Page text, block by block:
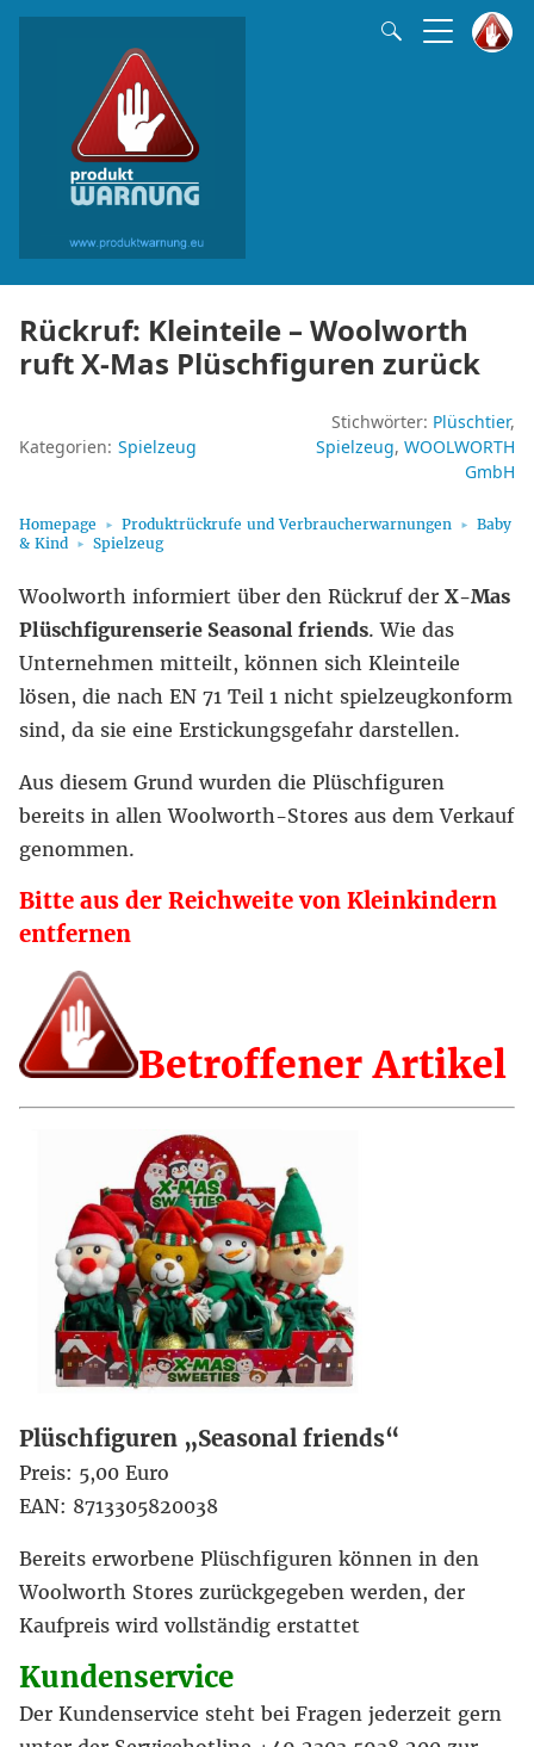
Rückruf: Kleinteile – Woolworth
ruft X-Mas Plüschfiguren zurück
Kategorien: Spielzeug
Stichwörter: Plüschtier
Spielzeug WOOLWORTH
GmbH
Homepage Produktrückrufe und Verbraucherwarnungen
Baby
& Kind
Spielzeug
Woolworth informiert über den Rückruf der X-Mas
Plüschfigurenserie Seasonal friends. Wie das
Unternehmen mitteilt, können sich Kleinteile
lösen, die nach EN 71 Teil 1 nicht spielzeugkonform
sind, da sie eine Erstickungsgefahr darstellen.
Aus diesem Grund wurden die Plüschfiguren
bereits in allen Woolworth-Stores aus dem Verkauf
genommen.
Bitte aus der Reichweite von Kleinkindern
entfernen
Betroffener Artikel
Plüschfiguren „Seasonal friends“
Preis: 5,00 Euro
EAN: 8713305820038
Bereits erworbene Plüschfiguren können in den
Woolworth Stores zurückgegeben werden, der
Kaufpreis wird vollständig erstattet
Kundenservice
Der Kundenservice steht bei Fragen jederzeit gern